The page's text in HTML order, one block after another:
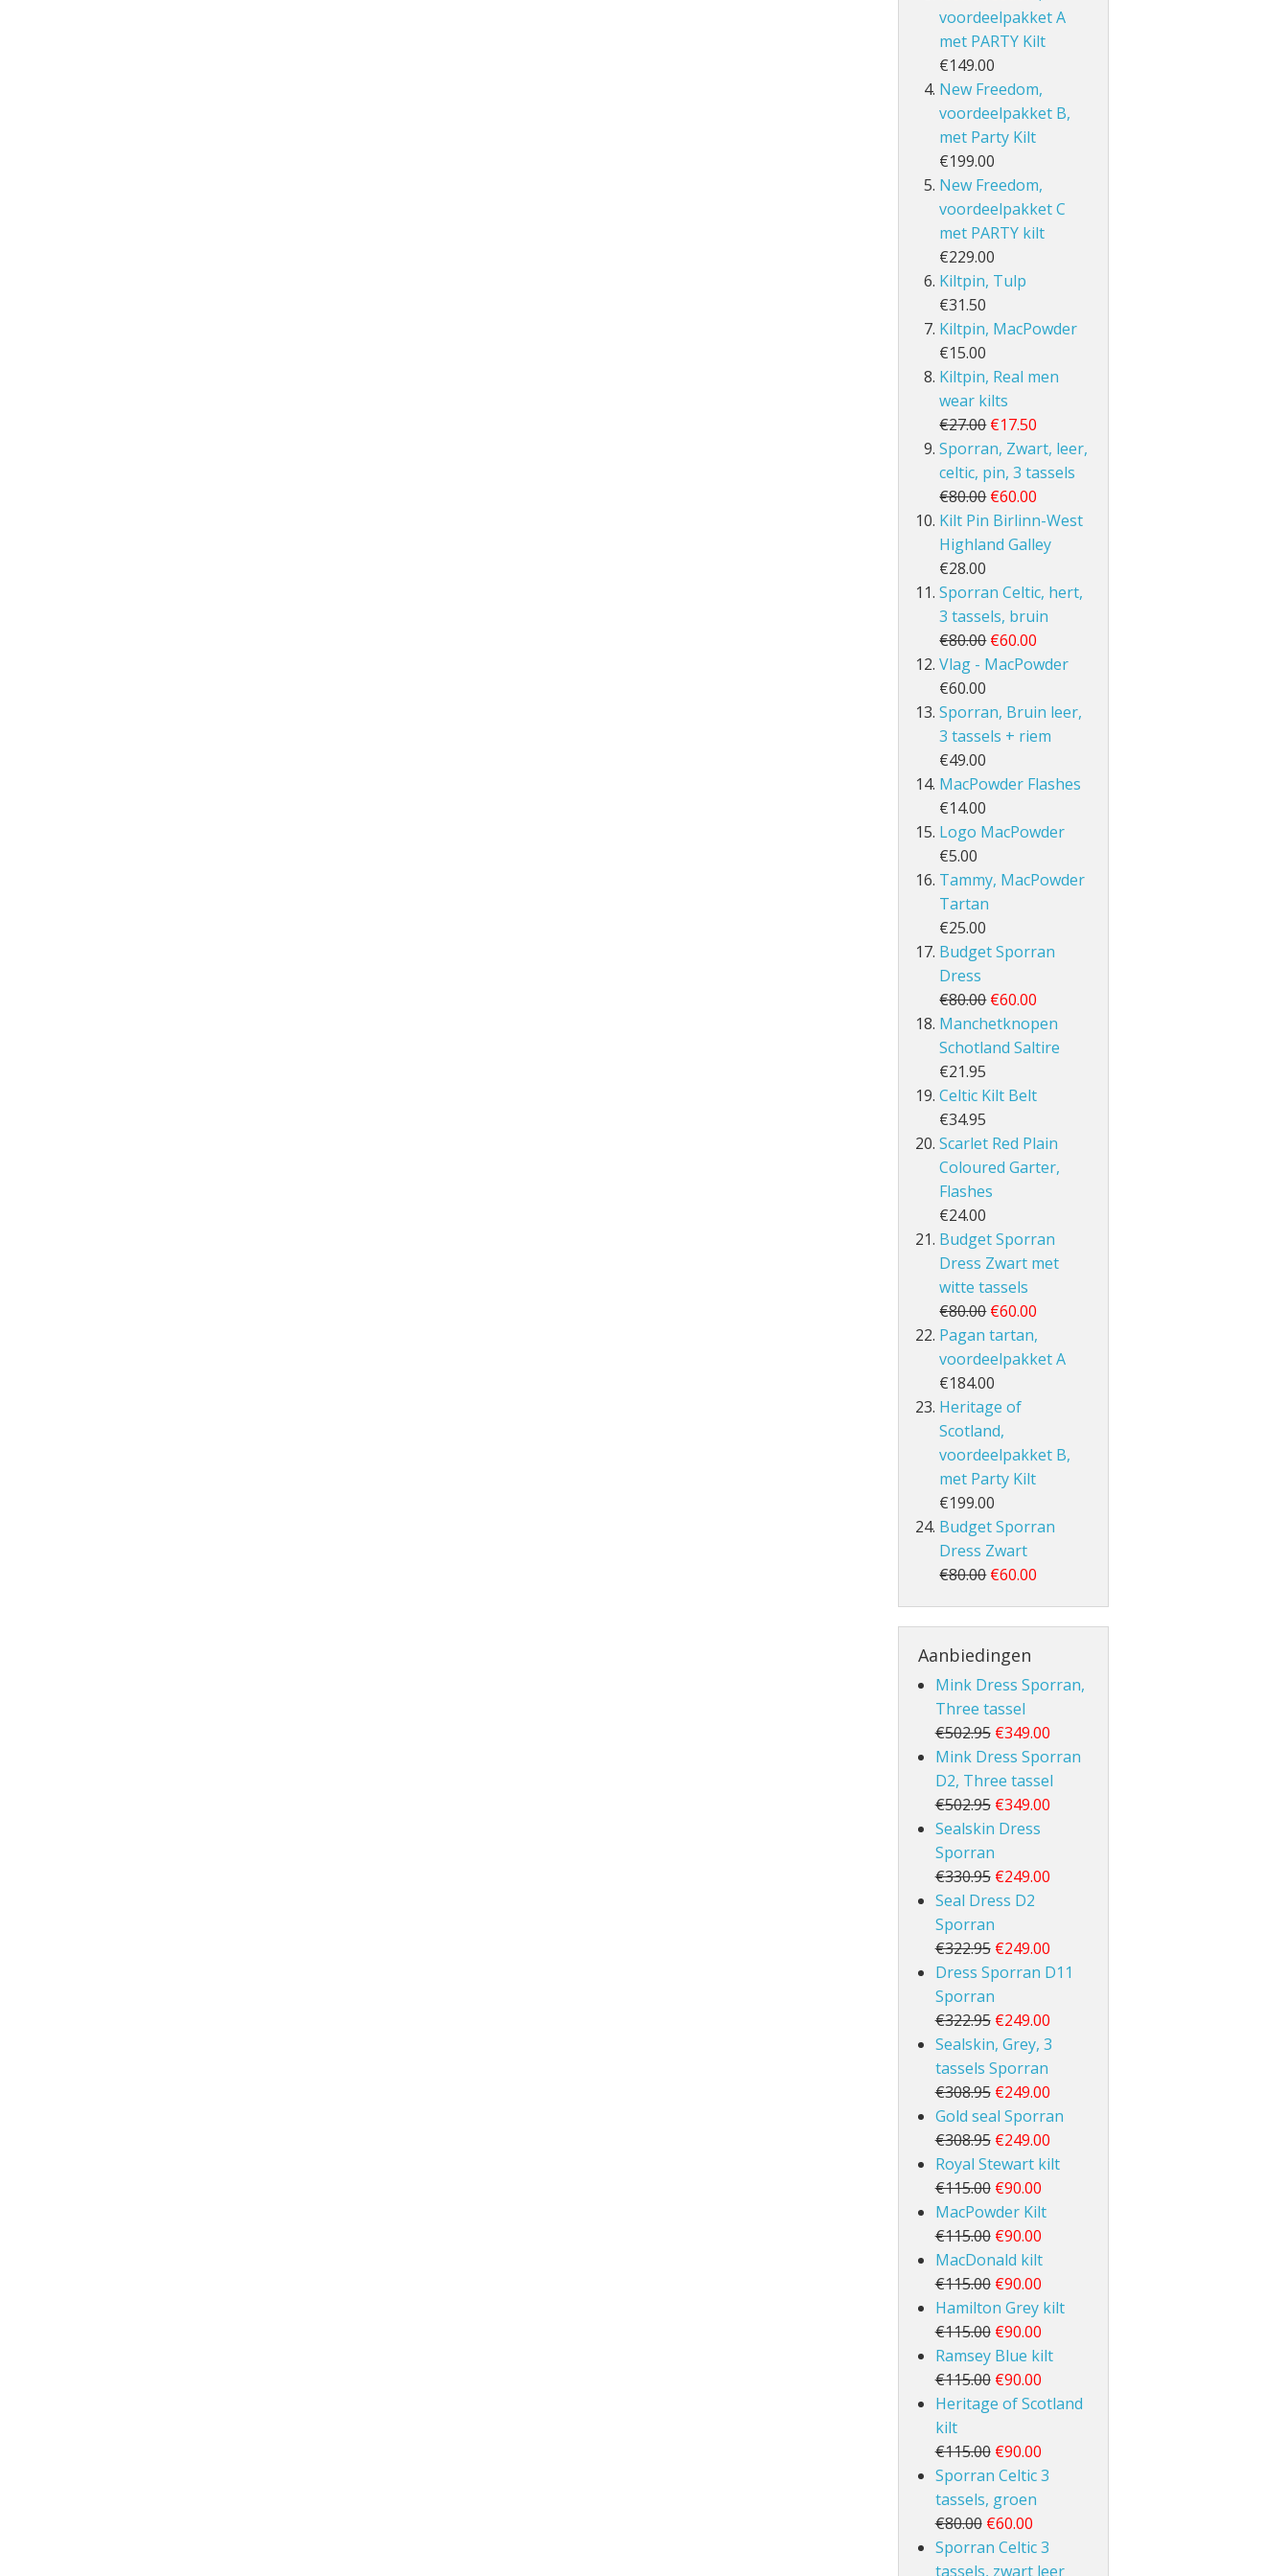
voordeelpakket A
met PARTY Kilt
€149.00
New Freedom,
voordeelpakket B,
met Party Kilt
€199.00
New Freedom,
voordeelpakket C
met PARTY kilt
€229.00
Kiltpin, Tulp
€31.50
Kiltpin, MacPowder
€15.00
Kiltpin, Real men
wear kilts
€27.00 €17.50
Sporran, Zwart, leer,
celtic, pin, 3 tassels
€80.00 €60.00
Kilt Pin Birlinn-West
Highland Galley
€28.00
Sporran Celtic, hert,
3 tassels, bruin
€80.00 €60.00
Vlag - MacPowder
€60.00
Sporran, Bruin leer,
3 tassels + riem
€49.00
MacPowder Flashes
€14.00
Logo MacPowder
€5.00
Tammy, MacPowder
Tartan
€25.00
Budget Sporran
Dress
€80.00 €60.00
Manchetknopen
Schotland Saltire
€21.95
Celtic Kilt Belt
€34.95
Scarlet Red Plain
Coloured Garter,
Flashes
€24.00
Budget Sporran
Dress Zwart met
witte tassels
€80.00 €60.00
Pagan tartan,
voordeelpakket A
€184.00
Heritage of
Scotland,
voordeelpakket B,
met Party Kilt
€199.00
Budget Sporran
Dress Zwart
€80.00 €60.00
Aanbiedingen
Mink Dress Sporran,
Three tassel
€502.95 €349.00
Mink Dress Sporran
D2, Three tassel
€502.95 €349.00
Sealskin Dress
Sporran
€330.95 €249.00
Seal Dress D2
Sporran
€322.95 €249.00
Dress Sporran D11
Sporran
€322.95 €249.00
Sealskin, Grey, 3
tassels Sporran
€308.95 €249.00
Gold seal Sporran
€308.95 €249.00
Royal Stewart kilt
€115.00 €90.00
MacPowder Kilt
€115.00 €90.00
MacDonald kilt
€115.00 €90.00
Hamilton Grey kilt
€115.00 €90.00
Ramsey Blue kilt
€115.00 €90.00
Heritage of Scotland
kilt
€115.00 €90.00
Sporran Celtic 3
tassels, groen
€80.00 €60.00
Sporran Celtic 3
tassels, zwart leer